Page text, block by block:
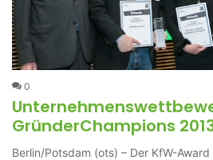
0
GründerChampions
Berlin/Potsdam (ots) – Der KfW-